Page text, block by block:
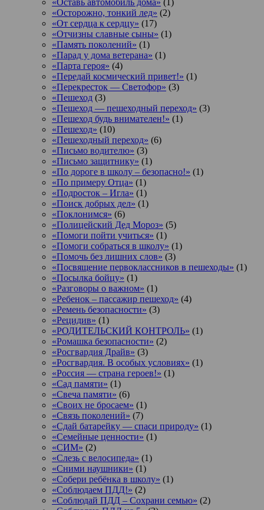
«Осторожно, тонкий лед» (2)
«От сердца к сердцу» (17)
«Отчизны славные сыны» (1)
«Память поколений» (1)
«Парад у дома ветерана» (1)
«Парта героя» (4)
«Передай космический привет!» (1)
«Перекресток — Светофор» (3)
«Пешеход (3)
«Пешеход — пешеходный переход» (3)
«Пешеход будь внимателен!» (1)
«Пешеход» (10)
«Пешеходный переход» (6)
«Письмо водителю» (3)
«Письмо защитнику» (1)
«По дороге в школу – безопасно!» (1)
«По примеру Отца» (1)
«Подросток ‒ Игла» (1)
«Поиск добрых дел» (1)
«Поклонимся» (6)
«Полицейский Дед Мороз» (5)
«Помоги пойти учиться» (1)
«Помоги собраться в школу» (1)
«Помочь без лишних слов» (3)
«Посвящение первоклассников в пешеходы» (1)
«Посылка бойцу» (1)
«Разговоры о важном» (1)
«Ребенок – пассажир пешеход» (4)
«Ремень безопасности» (3)
«Рецидив» (1)
«РОДИТЕЛЬСКИЙ КОНТРОЛЬ» (1)
«Ромашка безопасности» (2)
«Росгвардия Драйв» (3)
«Росгвардия. В особых условиях» (1)
«Россия — страна героев!» (1)
«Сад памяти» (1)
«Свеча памяти» (6)
«Своих не бросаем» (1)
«Связь поколений» (7)
«Сдай батарейку — спаси природу» (1)
«Семейные ценности» (1)
«СИМ» (2)
«Слезь с велосипеда» (1)
«Сними наушники» (1)
«Собери ребёнка в школу» (1)
«Соблюдаем ПДД!» (2)
«Соблюдай ПДД – Сохрани семью» (2)